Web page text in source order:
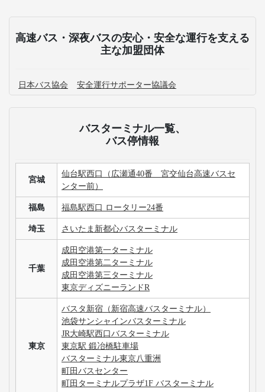
高速バス・深夜バスの安心・安全な運行を支える
主な加盟団体
日本バス協会 安全運行サポーター協議会
バスターミナル一覧、
バス停情報
宮城
仙台駅西口（広瀬通40番 宮交仙台高速バスセ
ンター前）
福島 福島駅西口 ロータリー24番
埼玉 さいたま新都心バスターミナル
千葉
成田空港第一ターミナル
成田空港第二ターミナル
成田空港第三ターミナル
東京ディズニーランドR
東京
バスタ新宿（新宿高速バスターミナル）
池袋サンシャインバスターミナル
JR大崎駅西口バスターミナル
東京駅 鍛冶橋駐車場
バスターミナル東京八重洲
町田バスセンター
町田ターミナルプラザ1F バスターミナル